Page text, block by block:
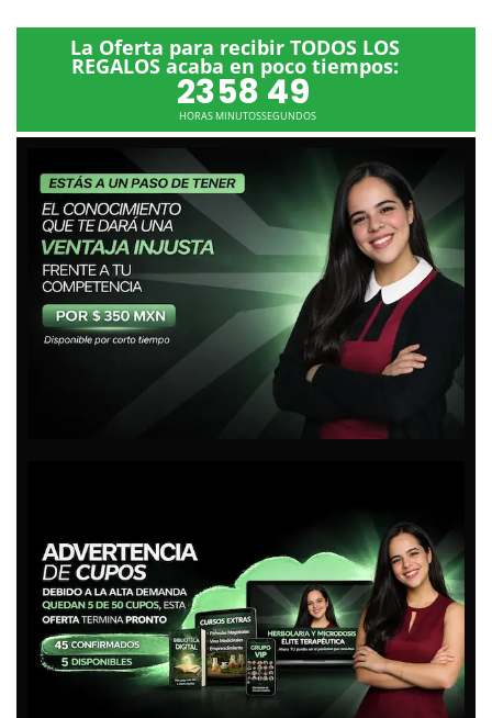
La Oferta para recibir TODOS LOS
REGALOS acaba en poco tiempos:
23
HORAS
58
MINUTOS
48
SEGUNDOS